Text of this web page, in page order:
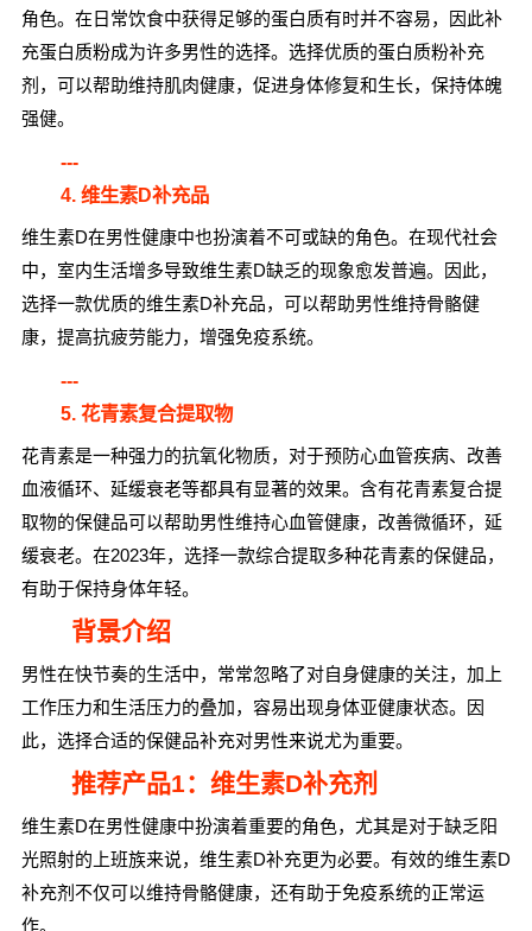
角色。在日常饮食中获得足够的蛋白质有时并不容易，因此补
充蛋白质粉成为许多男性的选择。选择优质的蛋白质粉补充
剂，可以帮助维持肌肉健康，促进身体修复和生长，保持体魄
强健。
---
4. 维生素D补充品
维生素D在男性健康中也扮演着不可或缺的角色。在现代社会
中，室内生活增多导致维生素D缺乏的现象愈发普遍。因此，
选择一款优质的维生素D补充品，可以帮助男性维持骨骼健
康，提高抗疲劳能力，增强免疫系统。
---
5. 花青素复合提取物
花青素是一种强力的抗氧化物质，对于预防心血管疾病、改善
血液循环、延缓衰老等都具有显著的效果。含有花青素复合提
取物的保健品可以帮助男性维持心血管健康，改善微循环，延
缓衰老。在2023年，选择一款综合提取多种花青素的保健品，
有助于保持身体年轻。
背景介绍
男性在快节奏的生活中，常常忽略了对自身健康的关注，加上
工作压力和生活压力的叠加，容易出现身体亚健康状态。因
此，选择合适的保健品补充对男性来说尤为重要。
推荐产品1：维生素D补充剂
维生素D在男性健康中扮演着重要的角色，尤其是对于缺乏阳
光照射的上班族来说，维生素D补充更为必要。有效的维生素D
补充剂不仅可以维持骨骼健康，还有助于免疫系统的正常运
作。